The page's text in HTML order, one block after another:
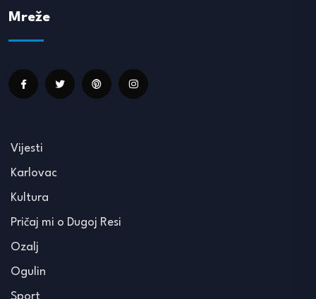
Mreže
Vijesti
Karlovac
Kultura
Pričaj mi o Dugoj Resi
Ozalj
Ogulin
Sport